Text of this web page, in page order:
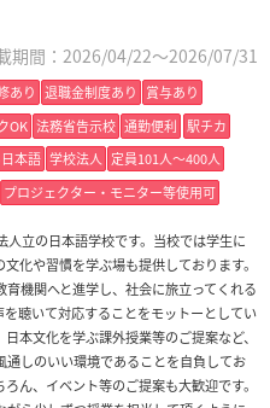
期間：2026/04/22～2026/07/31
あり 退職金制度あり
賞与あり
OK 法務省告示校 通勤便利 駅チカ
本語 学校法人 定員101人〜400人
プロジェクター・モニター等使用可
立の日本語学校です。当校では学生に
化や習慣を学ぶ場も提供しております。
機関へと進学し、社会に旅立ってくれる
聴いて対応することをモットーとしてい
本文化を学ぶ課外授業等のご提案など、
しのいい環境であることを自負してお
ん、イベント等のご提案も大歓迎です。